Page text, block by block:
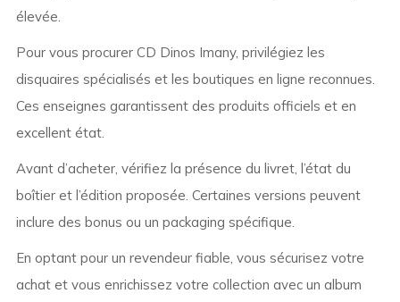
élevée.
Pour vous procurer CD Dinos Imany, privilégiez les
disquaires spécialisés et les boutiques en ligne reconnues.
Ces enseignes garantissent des produits officiels et en
excellent état.
Avant d’acheter, vérifiez la présence du livret, l’état du
boîtier et l’édition proposée. Certaines versions peuvent
inclure des bonus ou un packaging spécifique.
En optant pour un revendeur fiable, vous sécurisez votre
achat et vous enrichissez votre collection avec un album